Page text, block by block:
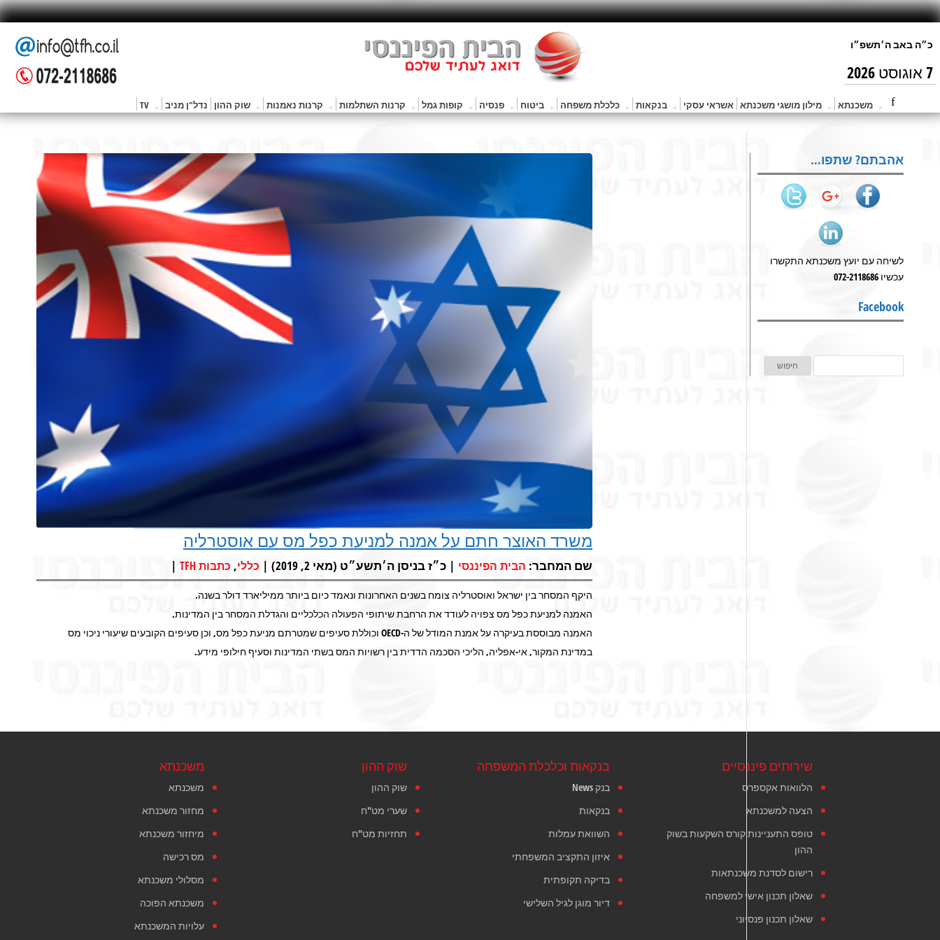
7 אוגוסט 2026
משכנתא מילון מושגי משכנתא אשראי עסקי בנקאות כלכלת משפחה ביטוח פנסיה קופות גמל קרנות השתלמות קרנות נאמנות שוק ההון נדל"ן מניב TV
משרד האוצר חתם על אמנה למניעת כפל מס עם אוסטרליה
שם המחבר: הבית הפיננסי | כ״ז בניסן ה׳תשע״ט (מאי 2, 2019) | כללי, כתבות TFH |
היקף המסחר בין ישראל ואוסטרליה צומח בשנים האחרונות ונאמד כיום ביותר ממיליארד דולר בשנה.
האמנה למניעת כפל מס צפויה לעודד את הרחבת שיתופי הפעולה הכלכליים והגדלת המסחר בין המדינות.
האמנה מבוססת בעיקרה על אמנת המודל של ה-OECD וכוללת סעיפים שמטרתם מניעת כפל מס, וכן סעיפים הקובעים שיעורי ניכוי מס
במדינת המקור, אי-אפליה, הליכי הסכמה הדדית בין רשויות המס בשתי המדינות וסעיף חילופי מידע.
אהבתם? שתפו…
לשיחה עם יועץ משכנתא התקשרו
עכשיו 072-2118686
Facebook
משכנתא
משכנתא
מחזור משכנתא
מיחזור משכנתא
מס רכישה
מסלולי משכנתא
משכנתא הפוכה
עלויות המשכנתא
שוק ההון
שוק ההון
שערי מט"ח
תחזיות מט"ח
בנקאות וכלכלת המשפחה
בנק News
בנקאות
השוואת עמלות
איזון התקציב המשפחתי
בדיקה תקופתית
דיור מוגן לגיל השלישי
שירותים פיננסיים
הלוואות אקספרס
הצעה למשכנתא
טופס התעניינות קורס השקעות בשוק
ההון
רישום לסדנת משכנתאות
שאלון תכנון אישי למשפחה
שאלון תכנון פנסיוני